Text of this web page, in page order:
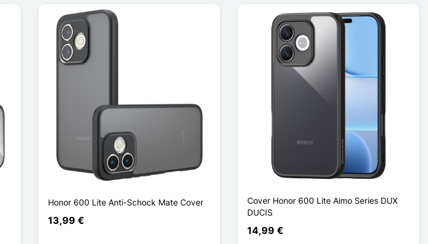
Honor 600 Lite Anti-Schock Mate Cover
13,99 €
Cover Honor 600 Lite Aimo Series DUX
DUCIS
14,99 €